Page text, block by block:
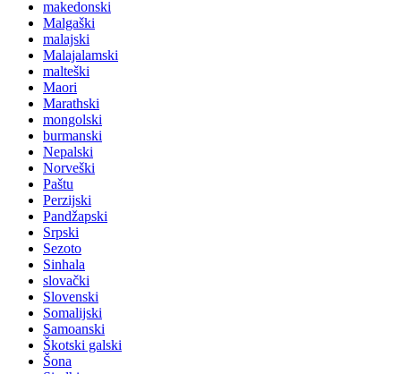
makedonski
Malgaški
malajski
Malajalamski
malteški
Maori
Marathski
mongolski
burmanski
Nepalski
Norveški
Paštu
Perzijski
Pandžapski
Srpski
Sezoto
Sinhala
slovački
Slovenski
Somalijski
Samoanski
Škotski galski
Šona